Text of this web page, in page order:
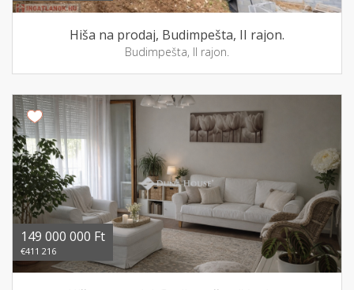
Hiša na prodaj, Budimpešta, II rajon.
Budimpešta, II rajon.
149 000 000 Ft
€411 216